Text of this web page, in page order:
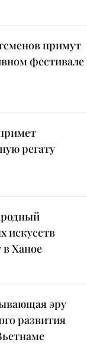
примут
фестивале
регату
искусств
Ханое
эру
развития